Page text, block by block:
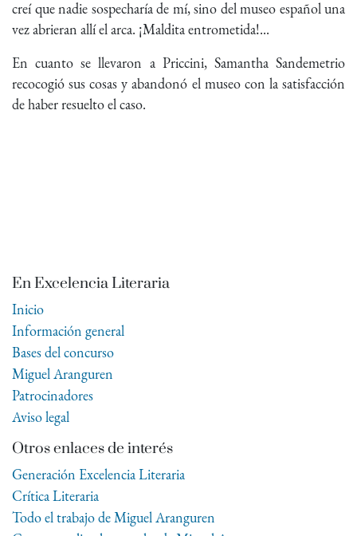
creí que nadie sospecharía de mí, sino del museo español una
vez abrieran allí el arca. ¡Maldita entrometida!...
En cuanto se llevaron a Priccini, Samantha Sandemetrio
recocogió sus cosas y abandonó el museo con la satisfacción
de haber resuelto el caso.
En Excelencia Literaria
Inicio
Información general
Bases del concurso
Miguel Aranguren
Patrocinadores
Aviso legal
Otros enlaces de interés
Generación Excelencia Literaria
Crítica Literaria
Todo el trabajo de Miguel Aranguren